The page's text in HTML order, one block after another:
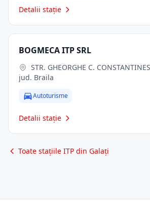
Detalii stație
BOGMECA ITP SRL
jud. Braila
Autoturisme
Detalii stație
Toate stațiile ITP din Galați